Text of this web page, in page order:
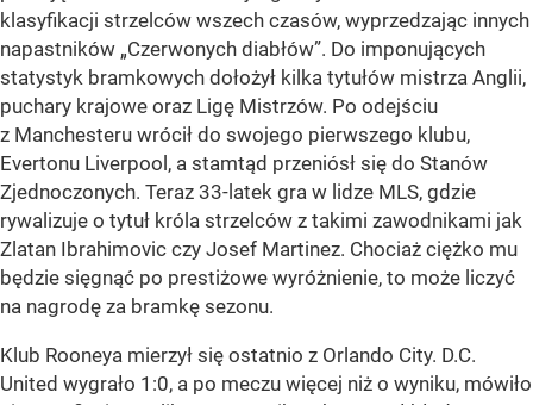
klasyfikacji strzelców wszech czasów, wyprzedzając innych
napastników „Czerwonych diabłów”. Do imponujących
statystyk bramkowych dołożył kilka tytułów mistrza Anglii,
puchary krajowe oraz Ligę Mistrzów. Po odejściu
z Manchesteru wrócił do swojego pierwszego klubu,
Evertonu Liverpool, a stamtąd przeniósł się do Stanów
Zjednoczonych. Teraz 33-latek gra w lidze MLS, gdzie
rywalizuje o tytuł króla strzelców z takimi zawodnikami jak
Zlatan Ibrahimovic czy Josef Martinez. Chociaż ciężko mu
będzie sięgnąć po prestiżowe wyróżnienie, to może liczyć
na nagrodę za bramkę sezonu.
Klub Rooneya mierzył się ostatnio z Orlando City. D.C.
United wygrało 1:0, a po meczu więcej niż o wyniku, mówiło